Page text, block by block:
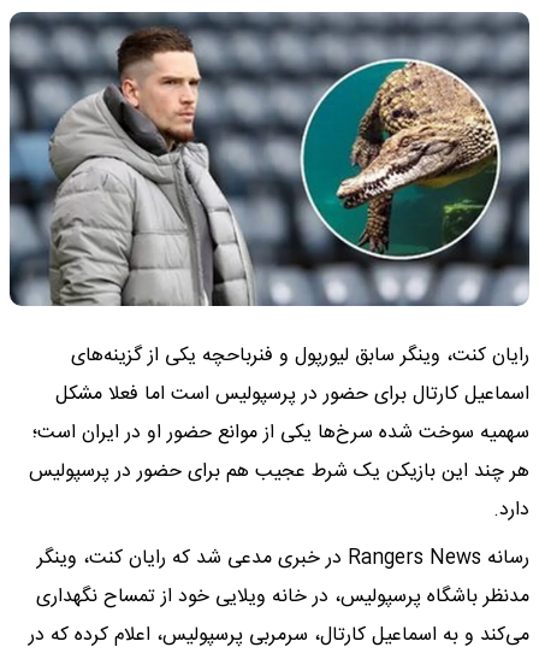
رایان کنت، وینگر سابق لیورپول و فنرباحچه یکی از گزینه‌های
اسماعیل کارتال برای حضور در پرسپولیس است اما فعلا مشکل
سهمیه سوخت شده سرخ‌ها یکی از موانع حضور او در ایران است؛
هر چند این بازیکن یک شرط عجیب هم برای حضور در پرسپولیس
دارد.
رسانه Rangers News در خبری مدعی شد که رایان کنت، وینگر
مدنظر باشگاه پرسپولیس، در خانه ویلایی خود از تمساح نگهداری
می‌کند و به اسماعیل کارتال، سرمربی پرسپولیس، اعلام کرده که در